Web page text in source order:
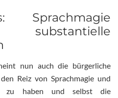
Sprachmagie
nun auch die bürgerliche
Reiz von Sprachmagie und
zu haben und selbst die